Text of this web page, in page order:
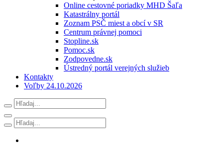
Online cestovné poriadky MHD Šaľa
Katastrálny portál
Zoznam PSČ miest a obcí v SR
Centrum právnej pomoci
Stopline.sk
Pomoc.sk
Zodpovedne.sk
Ústredný portál verejných služieb
Kontakty
Voľby 24.10.2026